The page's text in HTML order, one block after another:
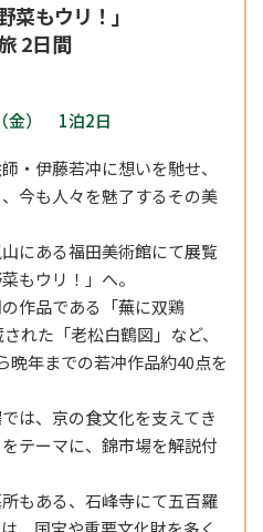
もウリ！」
2日間
金） 1泊2日
・伊藤若冲に想いを馳せ、
今も⼈々を魅了するその美
にある福田美術館にて展覧
もウリ！」へ。
作品である「蕪に双鶏
れた「老松白鶴図」など、
晩年までの若冲作品約40点を
は、京の食文化を支えてき
テーマに、錦市場を解説付
もある、石峰寺にて五百羅